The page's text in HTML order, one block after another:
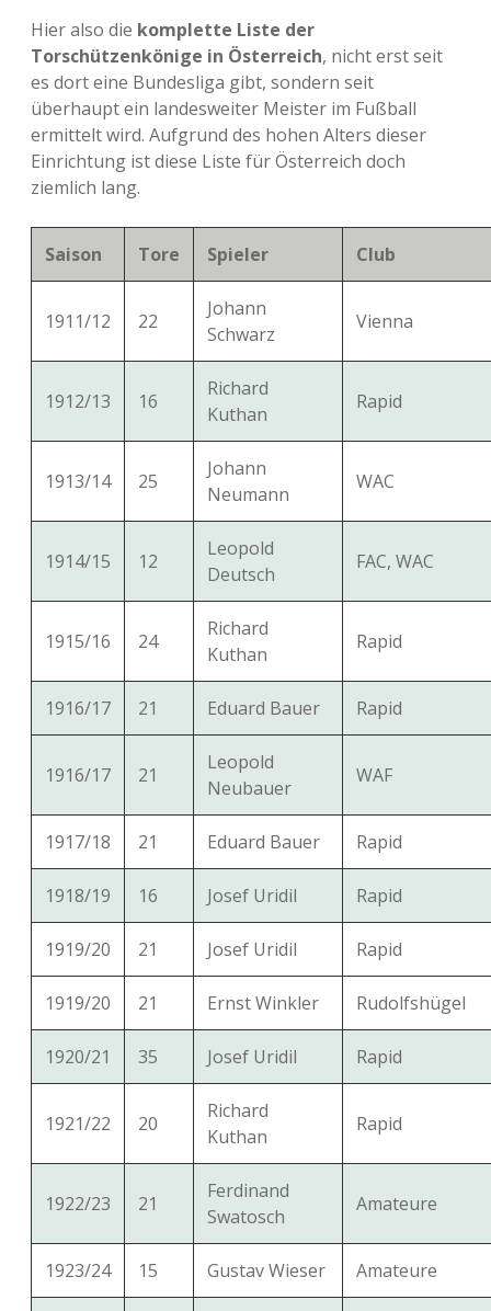
Hier also die komplette Liste der
Torschützenkönige in Österreich, nicht erst seit
es dort eine Bundesliga gibt, sondern seit
überhaupt ein landesweiter Meister im Fußball
ermittelt wird. Aufgrund des hohen Alters dieser
Einrichtung ist diese Liste für Österreich doch
ziemlich lang.
Saison Tore Spieler Club
1911/12 22
Johann
Schwarz
Vienna
1912/13 16
Richard
Kuthan
Rapid
1913/14 25
Johann
Neumann
WAC
1914/15 12
Leopold
Deutsch
FAC, WAC
1915/16 24
Richard
Kuthan
Rapid
1916/17 21 Eduard Bauer Rapid
1916/17 21
Leopold
Neubauer
WAF
1917/18 21 Eduard Bauer Rapid
1918/19 16 Josef Uridil Rapid
1919/20 21 Josef Uridil Rapid
1919/20 21 Ernst Winkler Rudolfshügel
1920/21 35 Josef Uridil Rapid
1921/22 20
Richard
Kuthan
Rapid
1922/23 21
Ferdinand
Swatosch
Amateure
1923/24 15 Gustav Wieser Amateure